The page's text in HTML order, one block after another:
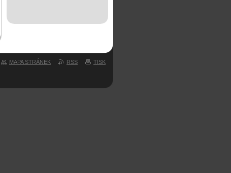
MAPA STRÁNEK RSS TISK